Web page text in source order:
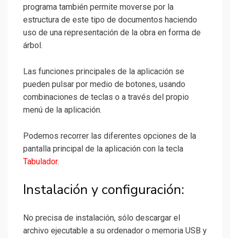
programa también permite moverse por la
estructura de este tipo de documentos haciendo
uso de una representación de la obra en forma de
árbol.
Las funciones principales de la aplicación se
pueden pulsar por medio de botones, usando
combinaciones de teclas o a través del propio
menú de la aplicación.
Podemos recorrer las diferentes opciones de la
pantalla principal de la aplicación con la tecla
Tabulador.
Instalación y configuración:
No precisa de instalación, sólo descargar el
archivo ejecutable a su ordenador o memoria USB y